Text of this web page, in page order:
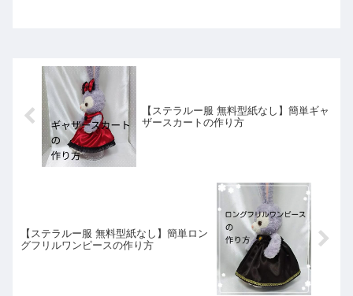
【ステラルー服 無料型紙なし】簡単ギャ
ザースカートの作り方
【ステラルー服 無料型紙なし】簡単ロン
グフリルワンピースの作り方